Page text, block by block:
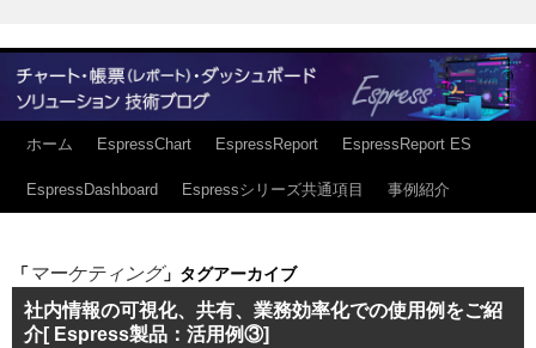
ホーム EspressChart EspressReport EspressReport ES
EspressDashboard Espressシリーズ共通項目 事例紹介
「 マーケティング」タグアーカイブ
社内情報の可視化、共有、業務効率化での使用例をご紹
介[ Espress製品：活用例③]